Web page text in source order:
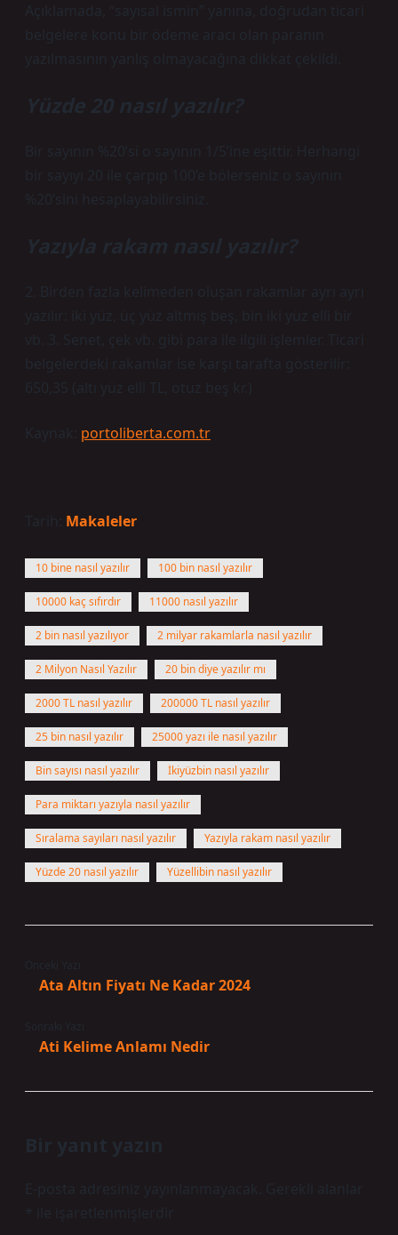
Açıklamada, “sayısal ismin” yanına, doğrudan ticari
belgelere konu bir ödeme aracı olan paranın
yazılmasının yanlış olmayacağına dikkat çekildi.
Yüzde 20 nasıl yazılır?
Bir sayının %20’si o sayının 1/5’ine eşittir. Herhangi
bir sayıyı 20 ile çarpıp 100’e bölerseniz o sayının
%20’sini hesaplayabilirsiniz.
Yazıyla rakam nasıl yazılır?
2. Birden fazla kelimeden oluşan rakamlar ayrı ayrı
yazılır: iki yüz, üç yüz altmış beş, bin iki yüz elli bir
vb. 3. Senet, çek vb. gibi para ile ilgili işlemler. Ticari
belgelerdeki rakamlar ise karşı tarafta gösterilir:
650,35 (altı yüz elli TL, otuz beş kr.)
Kaynak: portoliberta.com.tr
Tarih: Makaleler
10 bine nasıl yazılır 100 bin nasıl yazılır
10000 kaç sıfırdır 11000 nasıl yazılır
2 bin nasıl yazılıyor 2 milyar rakamlarla nasıl yazılır
2 Milyon Nasıl Yazılır 20 bin diye yazılır mı
2000 TL nasıl yazılır 200000 TL nasıl yazılır
25 bin nasıl yazılır 25000 yazı ile nasıl yazılır
Bin sayısı nasıl yazılır İkiyüzbin nasıl yazılır
Para miktarı yazıyla nasıl yazılır
Sıralama sayıları nasıl yazılır Yazıyla rakam nasıl yazılır
Yüzde 20 nasıl yazılır Yüzellibin nasıl yazılır
Ata Altın Fiyatı Ne Kadar 2024
Ati Kelime Anlamı Nedir
Bir yanıt yazın
E-posta adresiniz yayınlanmayacak.
Gerekli alanlar
ile işaretlenmişlerdir